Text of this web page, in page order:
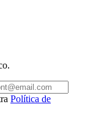
Política de